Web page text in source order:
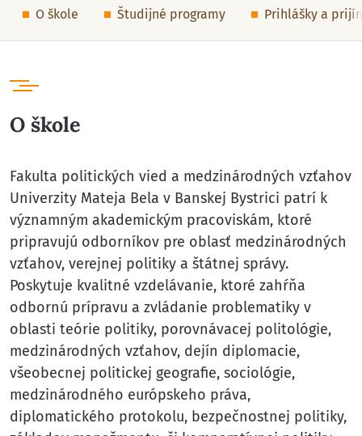
O škole Študijné programy Prihlášky a
O škole
Fakulta politických vied a medzinárodných vzťahov
Univerzity Mateja Bela v Banskej Bystrici patrí k
významným akademickým pracoviskám, ktoré
pripravujú odborníkov pre oblasť medzinárodných
vzťahov, verejnej politiky a štátnej správy.
Poskytuje kvalitné vzdelávanie, ktoré zahŕňa
odbornú prípravu a zvládanie problematiky v
oblasti teórie politiky, porovnávacej politológie,
medzinárodných vzťahov, dejín diplomacie,
všeobecnej politickej geografie, sociológie,
medzinárodného európskeho práva,
diplomatického protokolu, bezpečnostnej politiky,